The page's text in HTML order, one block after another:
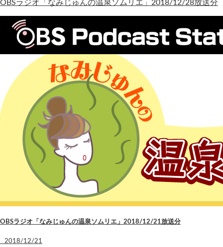
OBSラジオ「なみじゅんの温泉ソムリエ」2018/12/28放送分
OBSラジオ「なみじゅんの温泉ソムリエ」2018/12/21放送分
2018/12/21